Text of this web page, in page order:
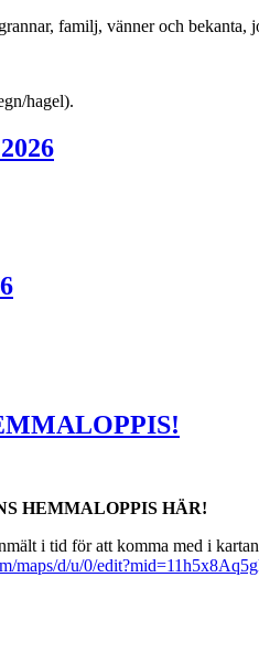
familj, vänner och bekanta,
hagel).
HEMMALOPPIS HÄR!
i tid för att komma med i kartan
maps/d/u/0/